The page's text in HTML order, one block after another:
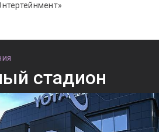
стадион